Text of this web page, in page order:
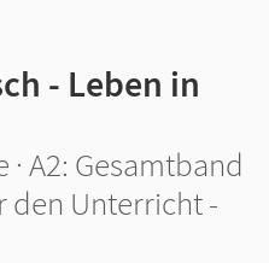
- Leben in
A2: Gesamtband
den Unterricht -